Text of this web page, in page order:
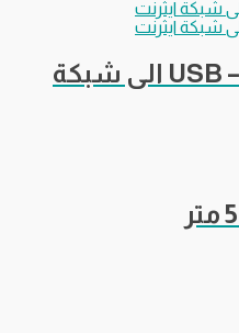
تحويل من USB – Typ-C الى شبكة